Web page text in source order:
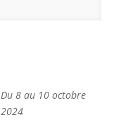
Du 8 au 10 octobre
2024